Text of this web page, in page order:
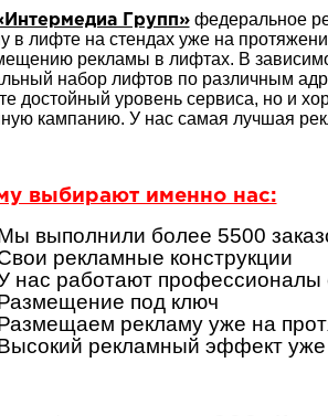
Групп»федеральное
в лифте на стендах уже на
рекламы в лифтах. В
набор лифтов по различным
достойный уровень сервиса, но и
кампанию. У нас самая лучшая
выбирают именно нас:
выполнили более 5500
рекламные конструкции
нас работают профессионалы
под ключ
рекламу уже на
рекламный эффект